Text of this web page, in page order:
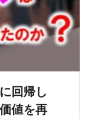
回帰し
値を再